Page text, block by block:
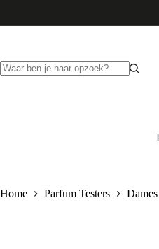
Home Parfum Testers Dames